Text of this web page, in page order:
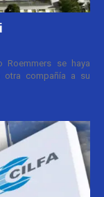
se haya
otra compañía a su